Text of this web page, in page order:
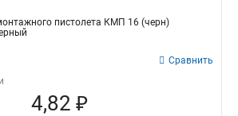
пистолета КМП 16 (черн)
Сравнить
4,82 ₽